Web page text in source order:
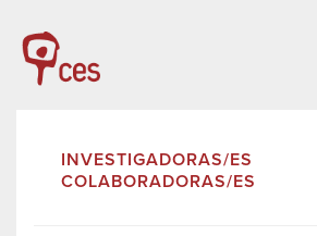
INVESTIGADORAS/ES
COLABORADORAS/ES